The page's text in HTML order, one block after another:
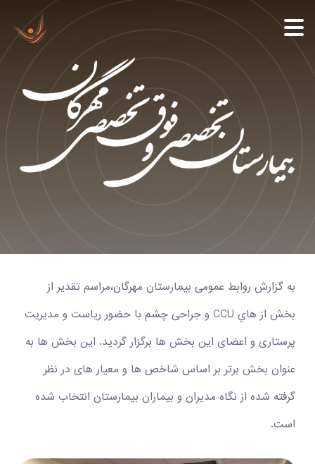
به گزارش روابط عمومی بیمارستان مهرگان،مراسم تقدیر از
بخش از هاي CCU و جراحی چشم با حضور ریاست و مديريت
پرستاری و اعضای این بخش ها برگزار گردید. این بخش ها به
عنوان بخش برتر بر اساس شاخص ها و معیار های در نظر
گرفته شده از نگاه مدیران و بیماران بیمارستان انتخاب شده
است.